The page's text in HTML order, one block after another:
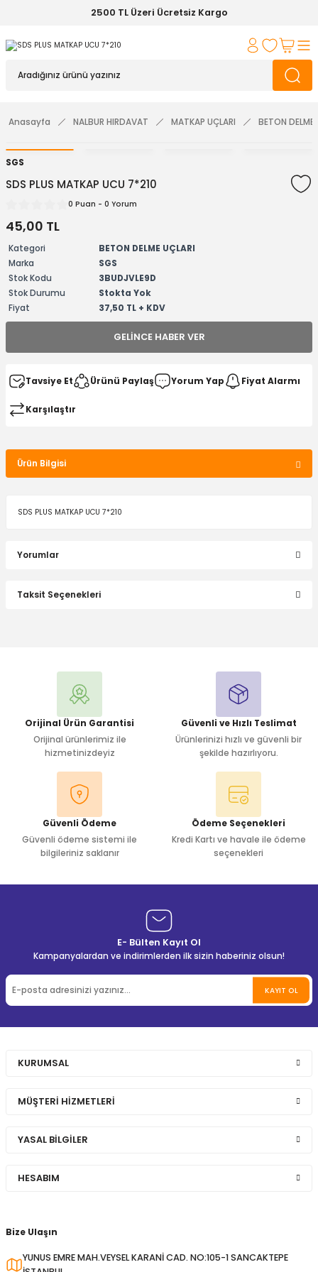
2500 TL Üzeri Ücretsiz Kargo
Anasayfa NALBUR HIRDAVAT MATKAP UÇLARI BETON DELME
SGS
SDS PLUS MATKAP UCU 7*210
0 Puan - 0 Yorum
45,00 TL
Kategori
BETON DELME UÇLARI
Marka
SGS
Stok Kodu
3BUDJVLE9D
Stok Durumu
Stokta Yok
Fiyat
37,50 TL + KDV
GELINCE HABER VER
Tavsiye Et Ürünü Paylaş Yorum Yap Fiyat Alarmı
Karşılaştır
Ürün Bilgisi
SDS PLUS MATKAP UCU 7*210
Yorumlar
Taksit Seçenekleri
Orijinal Ürün Garantisi
Orijinal ürünlerimiz ile
hizmetinizdeyiz
Güvenli ve Hızlı Teslimat
Ürünlerinizi hızlı ve güvenli bir
şekilde hazırlıyoru.
Güvenli Ödeme
Güvenli ödeme sistemi ile
bilgileriniz saklanır
Ödeme Seçenekleri
Kredi Kartı ve havale ile ödeme
seçenekleri
E- Bülten Kayıt Ol
Kampanyalardan ve indirimlerden ilk sizin haberiniz olsun!
KAYIT OL
Bize Ulaşın
YUNUS EMRE MAH.VEYSEL KARANİ CAD. NO:105-1 SANCAKTEPE
KURUMSAL
MÜŞTERİ HİZMETLERİ
YASAL BİLGİLER
HESABIM